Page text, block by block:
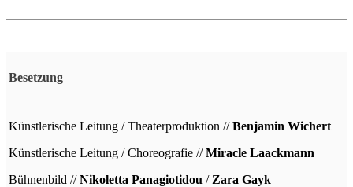
Besetzung
Künstlerische Leitung / Theaterproduktion //Benjamin Wichert
Künstlerische Leitung / Choreografie //Miracle Laackmann
Bühnenbild //Nikoletta Panagiotidou / Zara Gayk